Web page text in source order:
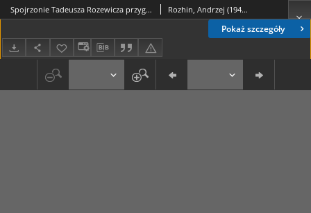
Pokaż szczegóły
Spojrzonie Tadeusza Rozewicza przygotowanie dowieczoru autorskiego Rozhin, Andrzej (1940-2022). Reżyser